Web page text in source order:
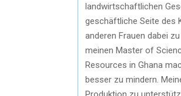
landwirtschaftlichen
geschäftliche Seite des
anderen Frauen dabei
meinen Master of
Resources in Ghana
besser zu mindern.